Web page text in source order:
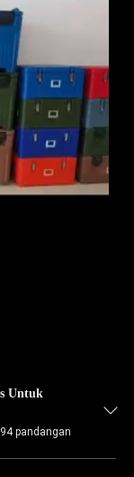
Untuk
pandangan